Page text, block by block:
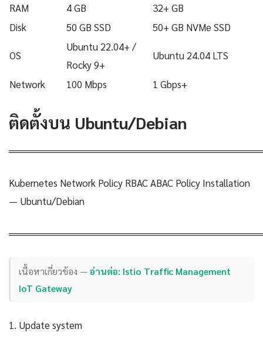
RAM
4 GB
32+ GB
Disk
50 GB SSD 50+ GB NVMe SSD
OS
Ubuntu 22.04+ /
Rocky 9+
Ubuntu 24.04 LTS
Network 100 Mbps 1 Gbps+
ติดตั้งบน Ubuntu/Debian
Kubernetes Network Policy RBAC ABAC Policy Installation
— Ubuntu/Debian
เนื้อหาเกี่ยวข้อง —อ่านต่อ: Istio Traffic Management
IoT Gateway
1. Update system